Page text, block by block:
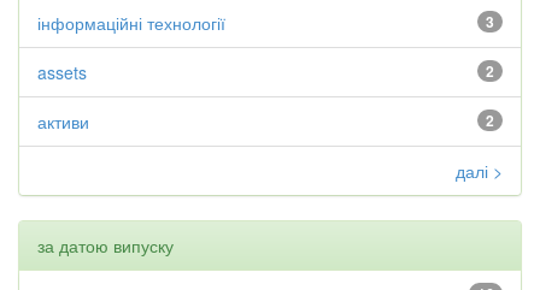
3
інформаційні технології
2
assets
2
активи
далі >
за датою випуску